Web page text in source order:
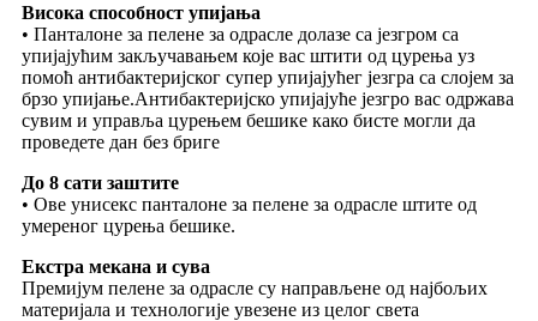
Висока способност упијања
• Панталоне за пелене за одрасле долазе са језгром са
упијајућим закључавањем које вас штити од цурења уз
помоћ антибактеријског супер упијајућег језгра са слојем за
брзо упијање.Антибактеријско упијајуће језгро вас одржава
сувим и управља цурењем бешике како бисте могли да
проведете дан без бриге
До 8 сати заштите
• Ове унисекс панталоне за пелене за одрасле штите од
умереног цурења бешике.
Екстра мекана и сува
Премијум пелене за одрасле су направљене од најбољих
материјала и технологије увезене из целог света